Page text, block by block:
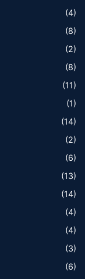
(4)
(8)
(2)
(8)
(11)
(1)
(14)
(2)
(6)
(13)
(14)
(4)
(4)
(3)
(6)